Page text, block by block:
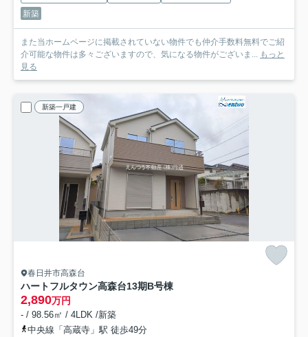
新築
また当ホームページに掲載されていない物件でも仲介手数料無料でご紹
介可能な物件は多々ございますので、気になる物件がございま...
もっと
見る
新築一戸建
春日井市高森台
ハートフルタウン高森台13期B号棟
2,890万円
- / 98.56㎡ / 4LDK /新築
中央線「高蔵寺」駅 徒歩49分